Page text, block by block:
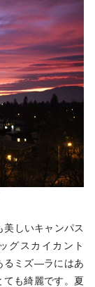
しいキャンパス
グスカイカント
るミズ―ラにはあ
ても綺麗です。夏